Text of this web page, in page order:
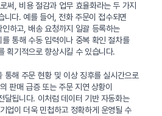
써, 비용 절감과 업무 효율화라는 두 가지
니다. 예를 들어, 전화 주문이 접수되면
하고, 배송 요청까지 일괄 등록하는
통해 수동 입력이나 중복 확인 절차를
획기적으로 향상시킬 수 있습니다.
통해 주문 현황 및 이상 징후를 실시간으로
판매 급증 또는 주문 지연 상황이
달됩니다. 이처럼 데이터 기반 자동화는
업이 더욱 민첩하고 정확하게 운영될 수